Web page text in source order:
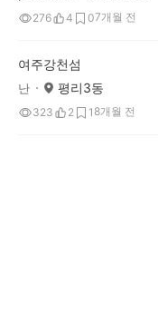
276 4 07개월 전
여주강천섬
난 평리3동
323 2 1 8개월 전